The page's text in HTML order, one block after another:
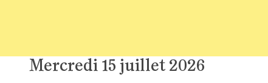
Mercredi 15 juillet 2026